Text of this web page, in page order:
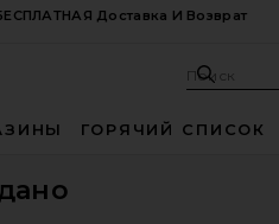
Доставка И Возврат
Поиск
ГОРЯЧИЙ СПИСОК